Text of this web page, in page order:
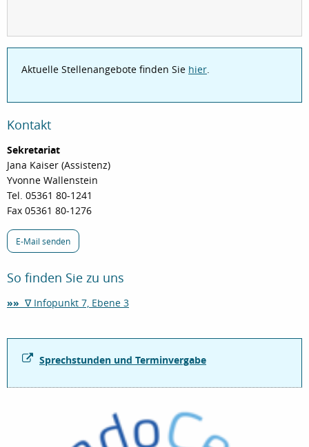
Aktuelle Stellenangebote finden Sie hier.
Kontakt
Sekretariat
Jana Kaiser (Assistenz)
Yvonne Wallenstein
Tel. 05361 80-1241
Fax 05361 80-1276
E-Mail senden
So finden Sie zu uns
»» ∇ Infopunkt 7, Ebene 3
Sprechstunden und Terminvergabe